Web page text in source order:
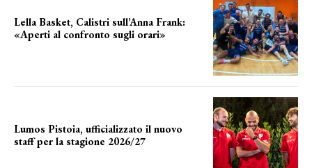
Lella Basket, Calistri sull’Anna Frank:
«Aperti al confronto sugli orari»
Lumos Pistoia, ufficializzato il nuovo
staff per la stagione 2026/27